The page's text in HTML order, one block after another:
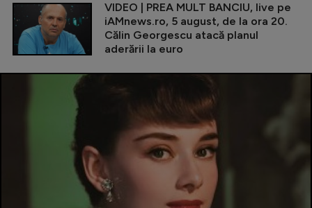
VIDEO | PREA MULT BANCIU, live pe
iAMnews.ro, 5 august, de la ora 20.
Călin Georgescu atacă planul
aderării la euro